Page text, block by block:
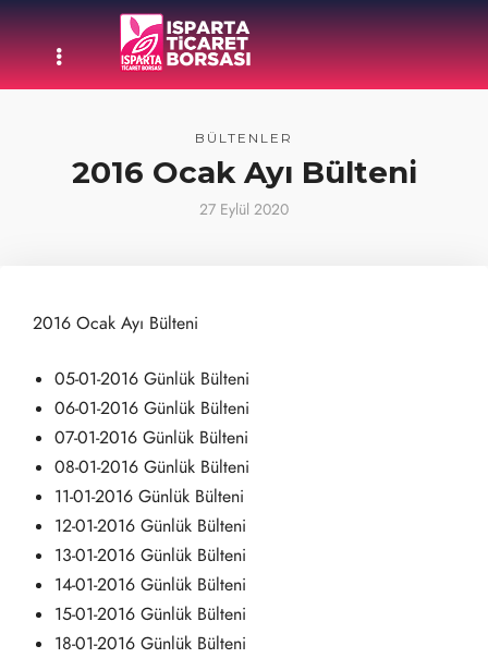
BÜLTENLER
2016 Ocak Ayı Bülteni
27 Eylül 2020
2016 Ocak Ayı Bülteni
05-01-2016 Günlük Bülteni
06-01-2016 Günlük Bülteni
07-01-2016 Günlük Bülteni
08-01-2016 Günlük Bülteni
11-01-2016 Günlük Bülteni
12-01-2016 Günlük Bülteni
13-01-2016 Günlük Bülteni
14-01-2016 Günlük Bülteni
15-01-2016 Günlük Bülteni
18-01-2016 Günlük Bülteni